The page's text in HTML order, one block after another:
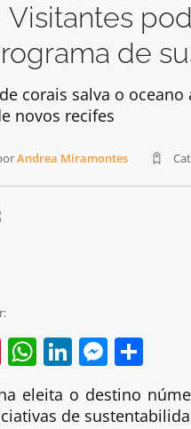
Visitantes
de
corais salva o
novos recifes
Andrea Miramontes
Pinterest
WhatsApp
LinkedIn
eleita o destino
de